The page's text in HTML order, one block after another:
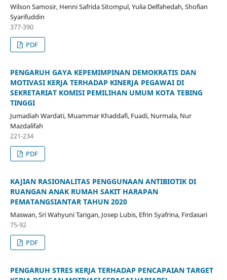
Wilson Samosir, Henni Safrida Sitompul, Yulia Delfahedah, Shofian
Syarifuddin
377-390
PDF
PENGARUH GAYA KEPEMIMPINAN DEMOKRATIS DAN
MOTIVASI KERJA TERHADAP KINERJA PEGAWAI DI
SEKRETARIAT KOMISI PEMILIHAN UMUM KOTA TEBING
TINGGI
Jumadiah Wardati, Muammar Khaddafi, Fuadi, Nurmala, Nur
Mazdalifah
221-234
PDF
KAJIAN RASIONALITAS PENGGUNAAN ANTIBIOTIK DI
RUANGAN ANAK RUMAH SAKIT HARAPAN
PEMATANGSIANTAR TAHUN 2020
Maswan, Sri Wahyuni Tarigan, Josep Lubis, Efrin Syafrina, Firdasari
75-92
PDF
PENGARUH STRES KERJA TERHADAP PENCAPAIAN TARGET